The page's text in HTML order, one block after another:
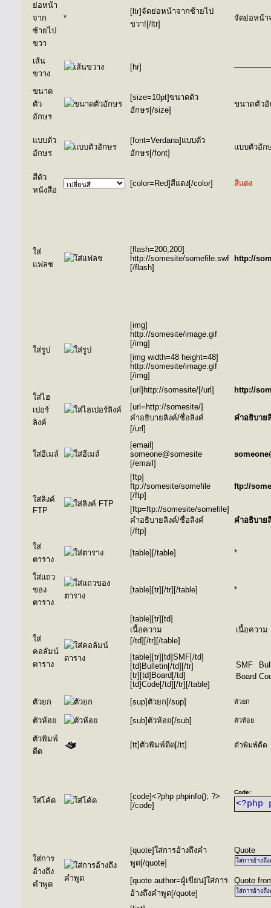
ย่อหน้า
จาก
ซ้ายไป
ขวา
*
[ltr]จัดย่อหน้าจากซ้ายไป
ขวา![/ltr]
จัดย่อหน้า
เส้น
ขวาง
[hr]
ขนาด
ตัว
อักษร
[size=10pt]ขนาดตัว
อักษร[/size]
ขนาดตัวอั
แบบตัว
อักษร
[font=Verdana]แบบตัว
อักษร[/font]
แบบตัวอัก
สีตัว
หนังสือ
[color=Red]สีแดง[/color] สีแดง
ใส่
แฟลช
[flash=200,200]
http://somesite/somefile.swf
[/flash]
http://
ใส่รูป
[img]
http://somesite/image.gif
[/img]
[img width=48 height=48]
http://somesite/image.gif
[/img]
ใส่ไฮ
เปอร์
ลิงค์
[url]http://somesite/[/url]
http://
[url=http://somesite/]
คำอธิบายลิงค์/ชื่อลิงค์
[/url]
คำอธิบาย
ใส่อีเมล์
[email]
someone@somesite
[/email]
ใส่ลิงค์
FTP
[ftp]
ftp://somesite/somefile
[/ftp]
ftp://
[ftp=ftp://somesite/somefile]
คำอธิบายลิงค์/ชื่อลิงค์
[/ftp]
คำอธิบาย
ใส่
ตาราง
[table][/table] *
ใส่แถว
ของ
ตาราง
[table][tr][/tr][/table] *
ใส่
คอลัมน์
ตาราง
[table][tr][td]
เนื้อความ
[/td][/tr][/table]
เนื้อความ
[table][tr][td]SMF[/td]
[td]Bulletin[/td][/tr]
[tr][td]Board[/td]
[td]Code[/td][/tr][/table]
SMF
Board
ตัวยก [sup]ตัวยก[/sup] ตัวยก
ตัวห้อย [sub]ตัวห้อย[/sub] ตัวห้อย
ตัวพิมพ์
ดีด
[tt]ตัวพิมพ์ดีด[/tt] ตัวพิมพ์ดีด
ใส่โค้ด
[code]<?php phpinfo(); ?>
[/code]
Code:
<?php
ใส่การ
อ้างถึง
คำพูด
[quote]ใส่การอ้างถึงคำ
พูด[/quote]
Quote
ใส่การอ้างถึ
[quote author=ผู้เขียน]ใส่การ
อ้างถึงคำพูด[/quote]
Quote
ใส่การอ้างถึ